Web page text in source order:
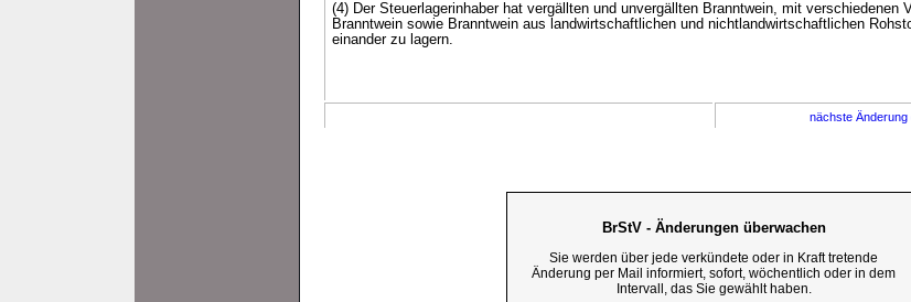
(4) Der Steuerlagerinhaber hat vergällten und unvergällten Branntwein, mit verschiedenen
Branntwein sowie Branntwein aus landwirtschaftlichen und nichtlandwirtschaftlichen
einander zu lagern.
nächste Änderung
BrStV - Änderungen überwachen
Sie werden über jede verkündete oder in Kraft tretende
Änderung per Mail informiert, sofort, wöchentlich oder in dem
Intervall, das Sie gewählt haben.